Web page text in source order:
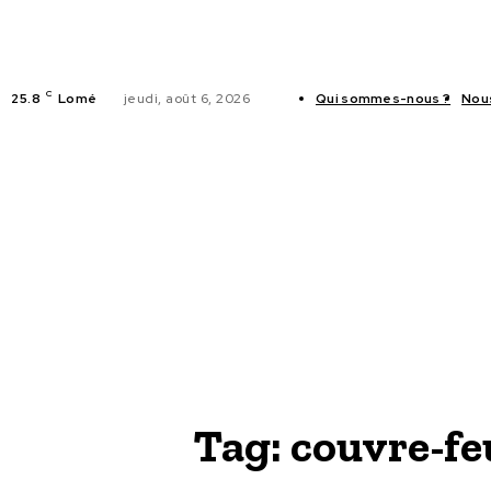
25.8 C Lomé jeudi, août 6, 2026 Qui sommes-nous ?
Tag: couvre-